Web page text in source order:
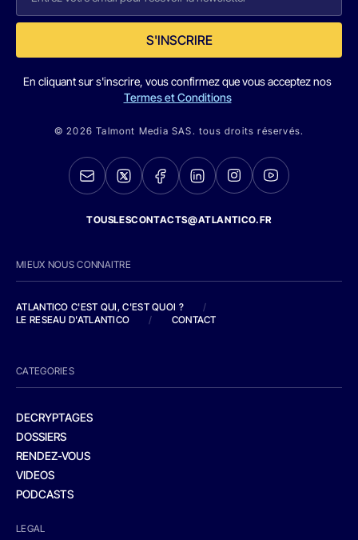
S'INSCRIRE
En cliquant sur s'inscrire, vous confirmez que vous acceptez nos
Termes et Conditions
© 2026 Talmont Media SAS. tous droits réservés.
TOUSLESCONTACTS@ATLANTICO.FR
MIEUX NOUS CONNAITRE
ATLANTICO C'EST QUI, C'EST QUOI ?
/
LE RESEAU D'ATLANTICO
/ CONTACT
CATEGORIES
DECRYPTAGES
DOSSIERS
RENDEZ-VOUS
VIDEOS
PODCASTS
LEGAL